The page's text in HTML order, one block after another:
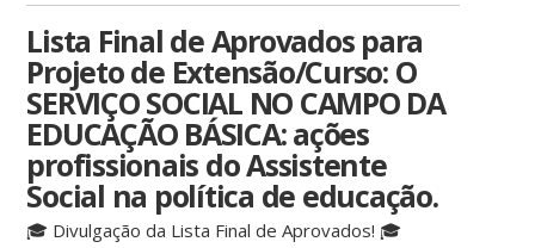
Lista Final de Aprovados para
Projeto de Extensão/Curso: O
SERVIÇO SOCIAL NO CAMPO DA
EDUCAÇÃO BÁSICA: ações
profissionais do Assistente
Social na política de educação.
🎓 Divulgação da Lista Final de Aprovados! 🎓